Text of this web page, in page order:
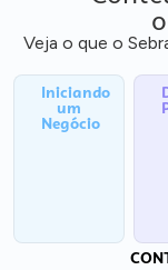
o
Veja o que o
Iniciando
um
Negócio